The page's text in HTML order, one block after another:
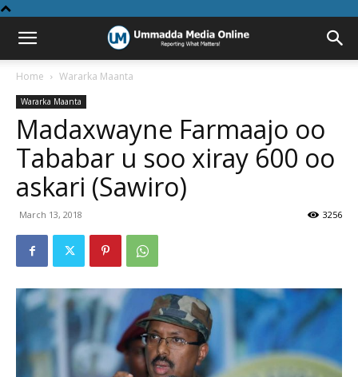
Home Wararka Maanta
Wararka Maanta
Madaxwayne Farmaajo oo
Tababar u soo xiray 600 oo
askari (Sawiro)
March 13, 2018 3256